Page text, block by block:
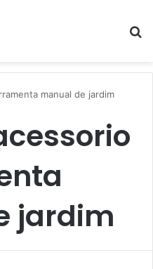
manual de jardim
jardim